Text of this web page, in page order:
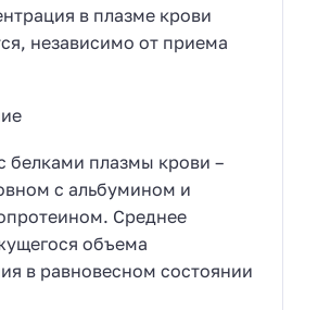
в плазме крови
независимо от приема
белками плазмы крови –
с альбумином и
Среднее
объема
в равновесном состоянии